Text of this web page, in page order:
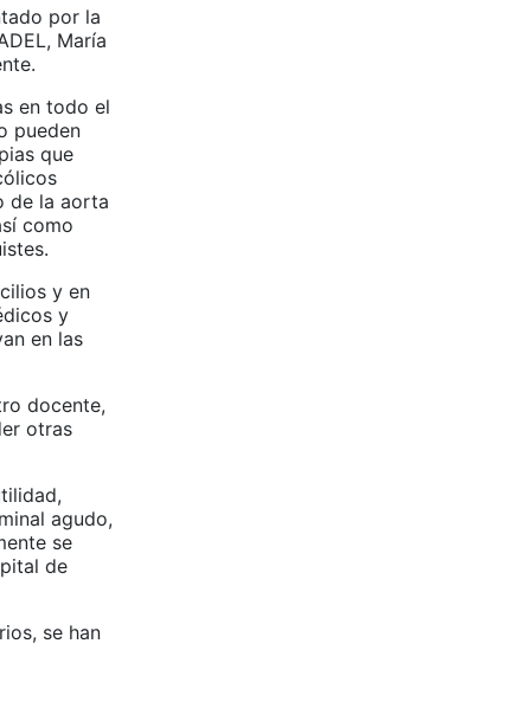
por la
María
en todo el
pueden
que
de la aorta
como
y en
y
en las
docente,
otras
agudo,
se
de
se han